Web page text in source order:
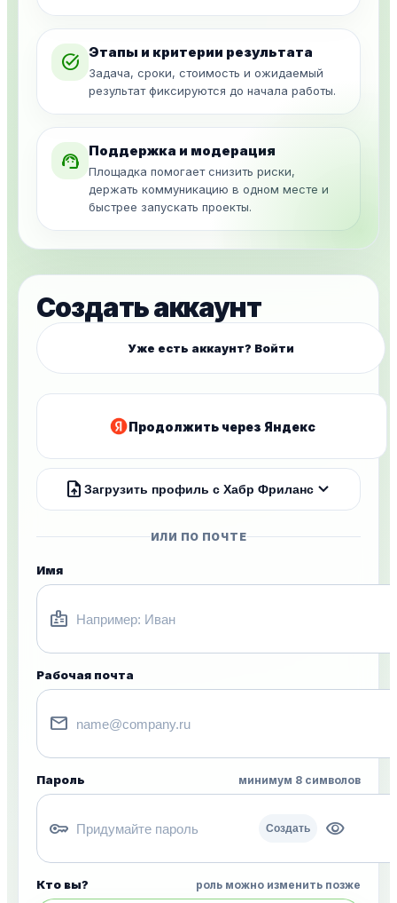
task_alt Этапы и критерии результата
Задача, сроки, стоимость и ожидаемый
результат фиксируются до начала работы.
support_agent Поддержка и модерация
Площадка помогает снизить риски,
держать коммуникацию в одном месте и
быстрее запускать проекты.
Создать аккаунт
Уже есть аккаунт? Войти
Продолжить через Яндекс
upload_file Загрузить профиль с Хабр Фрилансexpand_more
ИЛИ ПО ПОЧТЕ
Имя
badge
Рабочая почта
mail
Пароль минимум 8 символов
key Создать visibility
Кто вы? роль можно изменить позже